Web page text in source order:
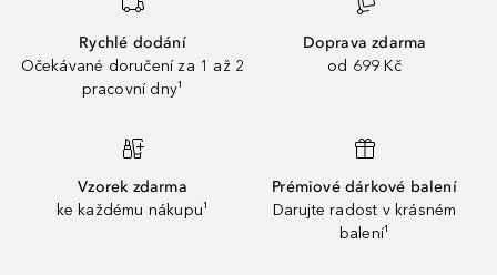
Rychlé dodání
Očekávané doručení za 1 až 2
pracovní dny¹
Doprava zdarma
od 699 Kč
Vzorek zdarma
ke každému nákupu¹
Prémiové dárkové balení
Darujte radost v krásném
balení¹